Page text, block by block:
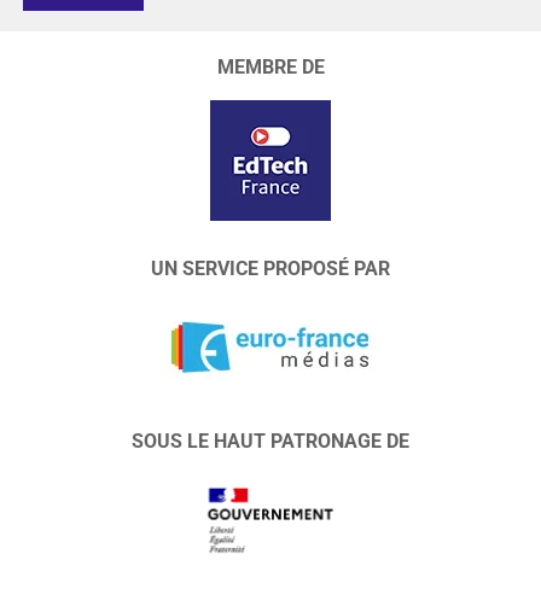
MEMBRE DE
UN SERVICE PROPOSÉ PAR
SOUS LE HAUT PATRONAGE DE